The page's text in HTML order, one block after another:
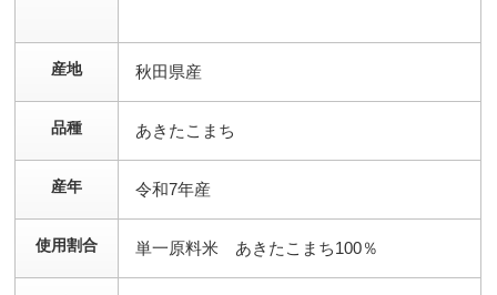
産地 秋田県産
品種 あきたこまち
産年 令和7年産
使用割合 単一原料米 あきたこまち100％